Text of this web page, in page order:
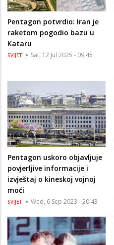
Pentagon potvrdio: Iran je
raketom pogodio bazu u
Kataru
SVIJET Sat, 12 Jul 2025 - 09:45
Pentagon uskoro objavljuje
povjerljive informacije i
izvještaj o kineskoj vojnoj
moći
SVIJET Wed, 6 Sep 2023 - 20:43